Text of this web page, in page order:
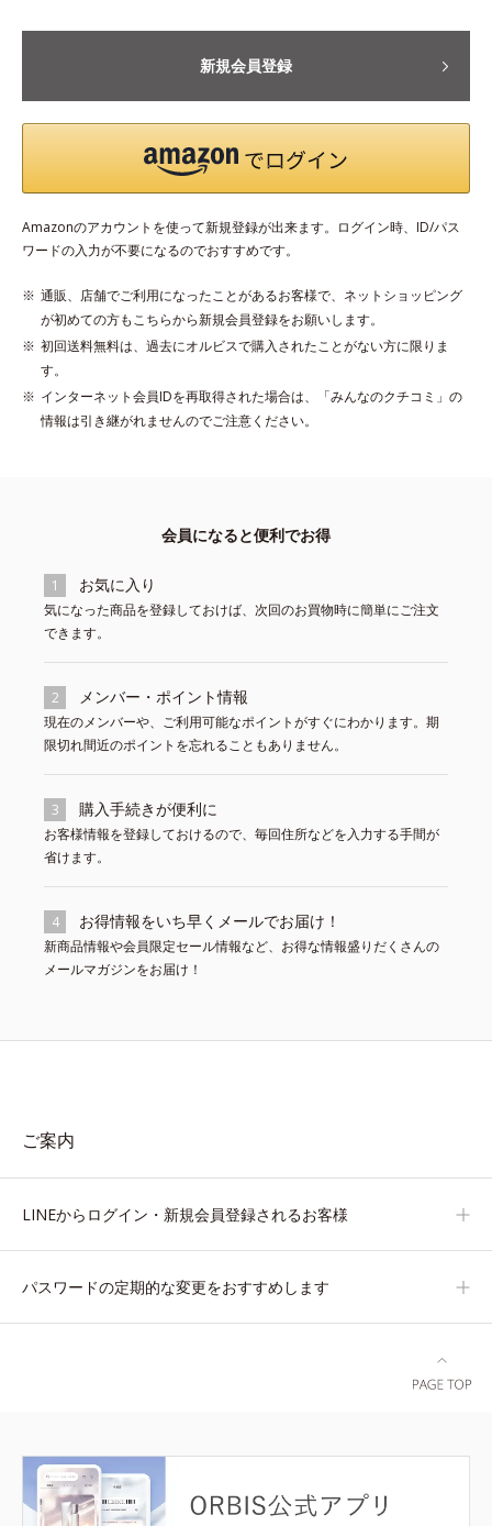
新規会員登録
Amazonのアカウントを使って新規登録が出来ます。ログイン時、ID/パス
ワードの入力が不要になるのでおすすめです。
通販、店舗でご利用になったことがあるお客様で、ネットショッピング
が初めての方もこちらから新規会員登録をお願いします。
初回送料無料は、過去にオルビスで購入されたことがない方に限りま
す。
インターネット会員IDを再取得された場合は、「みんなのクチコミ」の
情報は引き継がれませんのでご注意ください。
会員になると便利でお得
1 お気に入り
気になった商品を登録しておけば、次回のお買物時に簡単にご注文
できます。
2 メンバー・ポイント情報
現在のメンバーや、ご利用可能なポイントがすぐにわかります。期
限切れ間近のポイントを忘れることもありません。
3 購入手続きが便利に
お客様情報を登録しておけるので、毎回住所などを入力する手間が
省けます。
4 お得情報をいち早くメールでお届け！
新商品情報や会員限定セール情報など、お得な情報盛りだくさんの
メールマガジンをお届け！
ご案内
LINEからログイン・新規会員登録されるお客様
パスワードの定期的な変更をおすすめします